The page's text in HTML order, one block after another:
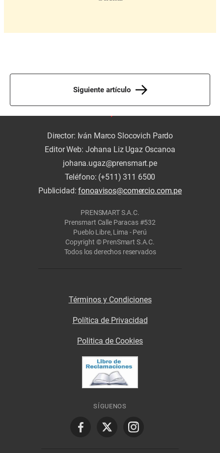
Siguiente artículo
Director: Iván Marco Slocovich Pardo
Editor Web: Johana Liz Ugaz Oscanoa
johana.ugaz@prensmart.pe
Teléfono: (+511) 311 6500
Publicidad:fonoavisos@comercio.com.pe
PRENSMART S.A.C.
Prensmart Calle Paracas #532
Pueblo Libre, Lima - Perú
Copyright © PrenSmart S.A.C.
Todos los derechos reservados
Términos y Condiciones
Política de Privacidad
Politica de Cookies
SÍGUENOS